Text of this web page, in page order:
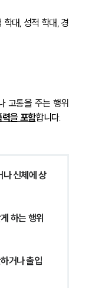
대, 성적 학대, 경
고통을 주는 행위
을 포함합니다.
신체에 상
하는 행위
거나 출입